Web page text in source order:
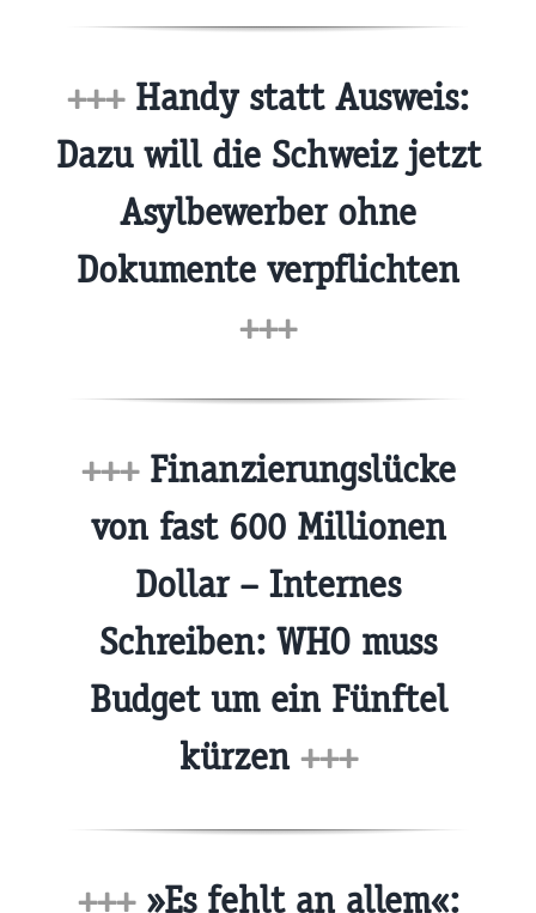
+++Handy statt Ausweis:
Dazu will die Schweiz jetzt
Asylbewerber ohne
Dokumente verpflichten
+++
+++Finanzierungslücke
von fast 600 Millionen
Dollar – Internes
Schreiben: WHO muss
Budget um ein Fünftel
kürzen +++
+++»Es fehlt an allem«: